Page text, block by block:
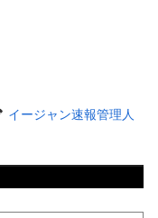
イージャン速報管理人